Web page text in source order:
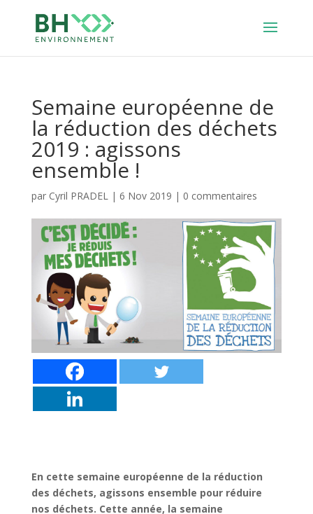
Semaine européenne de
la réduction des déchets
2019 : agissons
ensemble !
par Cyril PRADEL| 6 Nov 2019 | 0 commentaires
En cette semaine européenne de la réduction
des déchets, agissons ensemble pour réduire
nos déchets. Cette année, la semaine